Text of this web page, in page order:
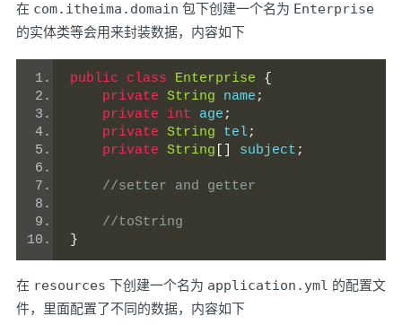
在 com.itheima.domain 包下创建一个名为 Enterprise
的实体类等会用来封装数据，内容如下
public class Enterprise
{
private String name ;
private
int age ;
private String tel;
private String subject ;
//setter and getter
//toString
}
在 resources 下创建一个名为 application.yml 的配置文
件，里面配置了不同的数据，内容如下